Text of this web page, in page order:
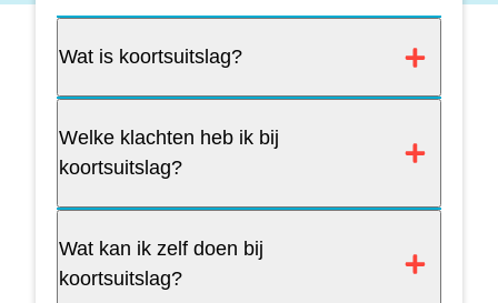
Wat is koortsuitslag?
Welke klachten heb ik bij
koortsuitslag?
Wat kan ik zelf doen bij
koortsuitslag?